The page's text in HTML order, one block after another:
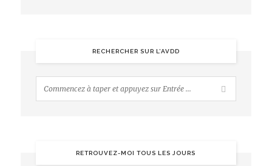
RECHERCHER SUR L’AVDD
RETROUVEZ-MOI TOUS LES JOURS